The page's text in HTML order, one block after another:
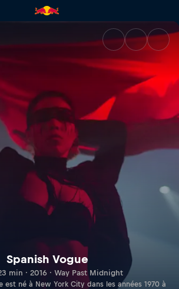
| Red Bull TV
Spanish Vogue
min · 2016 · Way Past Midnight
est né à New York City dans les années 1970 à